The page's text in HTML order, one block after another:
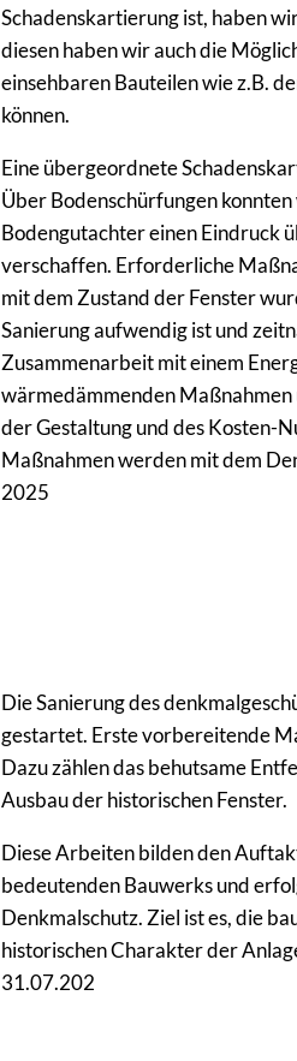
Schadenskartierung ist, haben
diesen haben wir auch die
einsehbaren Bauteilen wie z.B.
können.
Eine übergeordnete
Über Bodenschürfungen
Bodengutachter einen Eindruck
verschaffen. Erforderliche
mit dem Zustand der Fenster
Sanierung aufwendig ist und
Zusammenarbeit mit einem
wärmedämmenden Maßnahmen
der Gestaltung und des Kosten-
Maßnahmen werden mit dem
2025
Die Sanierung des
gestartet. Erste vorbereitende
Dazu zählen das behutsame
Ausbau der historischen Fenster.
Diese Arbeiten bilden den
bedeutenden Bauwerks und
Denkmalschutz. Ziel ist es, die
historischen Charakter der
31.07.202